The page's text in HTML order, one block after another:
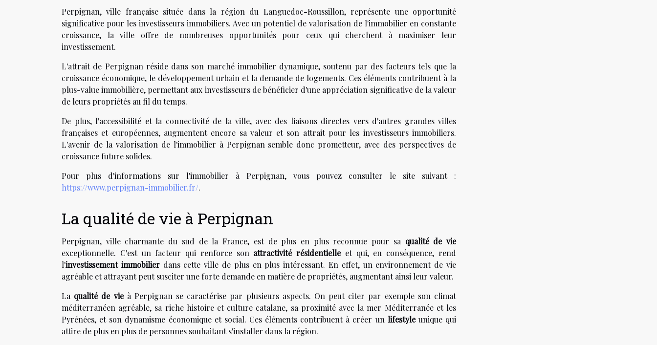
Perpignan, ville française située dans la région du Languedoc-Roussillon, représente une opportunité
significative pour les investisseurs immobiliers. Avec un potentiel de valorisation de l'immobilier en constante
croissance, la ville offre de nombreuses opportunités pour ceux qui cherchent à maximiser leur
investissement.
L'attrait de Perpignan réside dans son marché immobilier dynamique, soutenu par des facteurs tels que la
croissance économique, le développement urbain et la demande de logements. Ces éléments contribuent à la
plus-value immobilière, permettant aux investisseurs de bénéficier d'une appréciation significative de la valeur
de leurs propriétés au fil du temps.
De plus, l'accessibilité et la connectivité de la ville, avec des liaisons directes vers d'autres grandes villes
françaises et européennes, augmentent encore sa valeur et son attrait pour les investisseurs immobiliers.
L'avenir de la valorisation de l'immobilier à Perpignan semble donc prometteur, avec des perspectives de
croissance future solides.
Pour plus d'informations sur l'immobilier à Perpignan, vous pouvez consulter le site suivant :
https://www.perpignan-immobilier.fr/.
La qualité de vie à Perpignan
Perpignan, ville charmante du sud de la France, est de plus en plus reconnue pour sa qualité de vie
exceptionnelle. C'est un facteur qui renforce son attractivité résidentielleet qui, en conséquence, rend
l'investissement immobilierdans cette ville de plus en plus intéressant. En effet, un environnement de vie
agréable et attrayant peut susciter une forte demande en matière de propriétés, augmentant ainsi leur valeur.
La qualité de vieà Perpignan se caractérise par plusieurs aspects. On peut citer par exemple son climat
méditerranéen agréable, sa riche histoire et culture catalane, sa proximité avec la mer Méditerranée et les
Pyrénées, et son dynamisme économique et social. Ces éléments contribuent à créer un lifestyleunique qui
attire de plus en plus de personnes souhaitant s'installer dans la région.